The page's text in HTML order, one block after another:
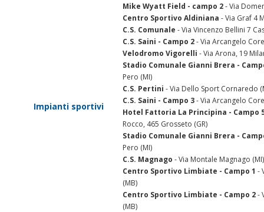
Impianti sportivi
Mike Wyatt Field - campo 2- Via
Centro Sportivo Aldiniana - Via Graf 4
C.S. Comunale - Via Vincenzo Bellini 7
C.S. Saini - Campo 2- Via Arcangelo
Velodromo Vigorelli - Via Arona, 19
Stadio Comunale Gianni Brera -
Pero (MI)
C.S. Pertini - Via Dello Sport Cornaredo
C.S. Saini - Campo 3- Via Arcangelo
Hotel Fattoria La Principina - Campo
Rocco, 465 Grosseto (GR)
Stadio Comunale Gianni Brera -
Pero (MI)
C.S. Magnago - Via Montale Magnago (MI)
Centro Sportivo Limbiate - Campo 1 -
(MB)
Centro Sportivo Limbiate - Campo 2-
(MB)